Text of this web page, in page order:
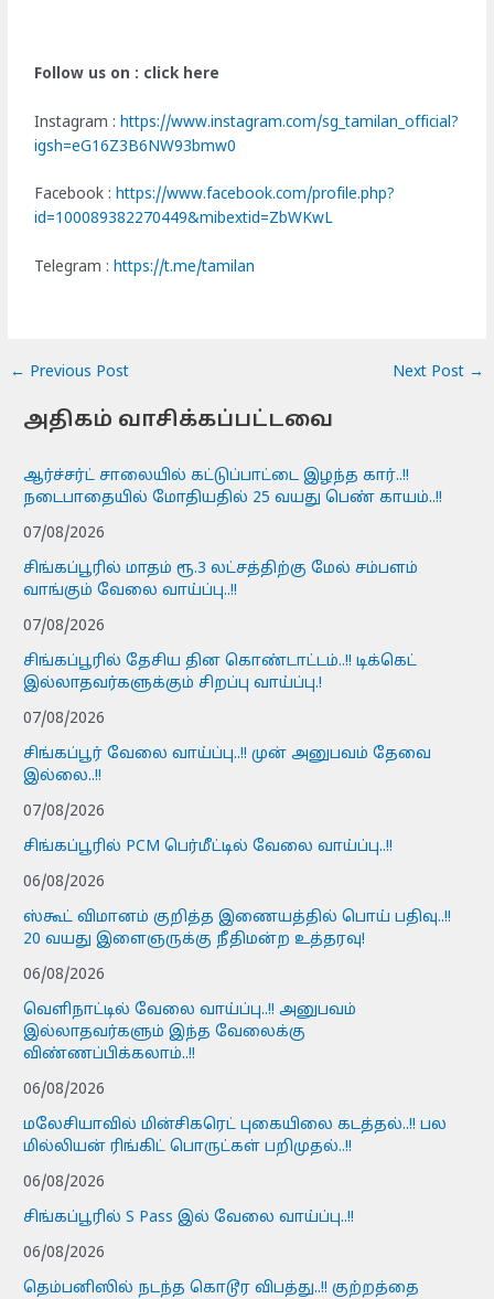
Follow us on : click here
Instagram :https://www.instagram.com/sg_tamilan_official?
igsh=eG16Z3B6NW93bmw0
Facebook :https://www.facebook.com/profile.php?
id=100089382270449&mibextid=ZbWKwL
Telegram :https://t.me/tamilan
← Previous Post Next Post →
அதிகம் வாசிக்கப்பட்டவை
ஆர்ச்சர்ட் சாலையில் கட்டுப்பாட்டை இழந்த கார்..!!
நடைபாதையில் மோதியதில் 25 வயது பெண் காயம்..!!
07/08/2026
சிங்கப்பூரில் மாதம் ரூ.3 லட்சத்திற்கு மேல் சம்பளம்
வாங்கும் வேலை வாய்ப்பு..!!
07/08/2026
சிங்கப்பூரில் தேசிய தின கொண்டாட்டம்..!! டிக்கெட்
இல்லாதவர்களுக்கும் சிறப்பு வாய்ப்பு.!
07/08/2026
சிங்கப்பூர் வேலை வாய்ப்பு..!! முன் அனுபவம் தேவை
இல்லை..!!
07/08/2026
சிங்கப்பூரில் PCM பெர்மீட்டில் வேலை வாய்ப்பு..!!
06/08/2026
ஸ்கூட் விமானம் குறித்த இணையத்தில் பொய் பதிவு..!!
20 வயது இளைஞருக்கு நீதிமன்ற உத்தரவு!
06/08/2026
வெளிநாட்டில் வேலை வாய்ப்பு..!! அனுபவம்
இல்லாதவர்களும் இந்த வேலைக்கு
விண்ணப்பிக்கலாம்..!!
06/08/2026
மலேசியாவில் மின்சிகரெட் புகையிலை கடத்தல்..!! பல
மில்லியன் ரிங்கிட் பொருட்கள் பறிமுதல்..!!
06/08/2026
சிங்கப்பூரில் S Pass இல் வேலை வாய்ப்பு..!!
06/08/2026
தெம்பனிஸில் நடந்த கொடூர விபத்து..!! குற்றத்தை